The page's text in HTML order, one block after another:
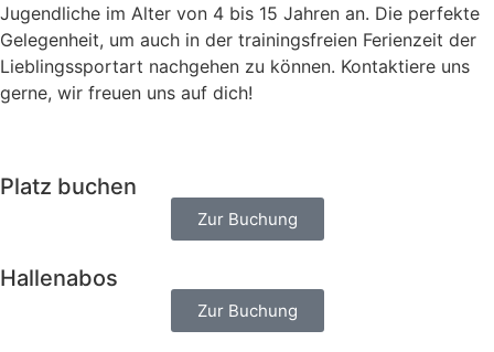
Jugendliche im Alter von 4 bis 15 Jahren an. Die perfekte
Gelegenheit, um auch in der trainingsfreien Ferienzeit der
Lieblingssportart nachgehen zu können. Kontaktiere uns
gerne, wir freuen uns auf dich!
Platz buchen
Zur Buchung
Hallenabos
Zur Buchung